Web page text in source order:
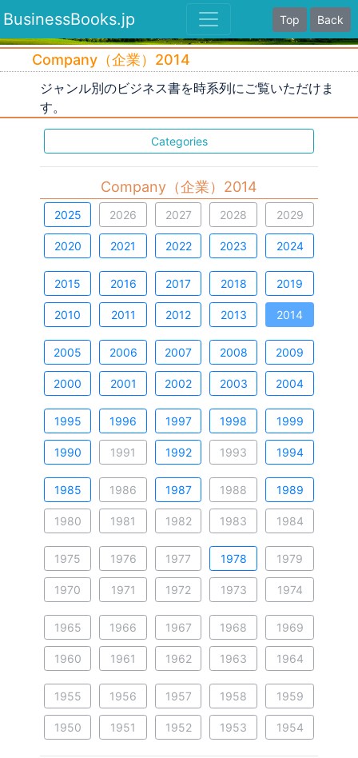
BusinessBooks.jp Top Back
Company（企業）2014
ジャンル別のビジネス書を時系列にご覧いただけま
す。
Categories
Company（企業）2014
2025 2026 2027 2028 2029
2020 2021 2022 2023 2024
2015 2016 2017 2018 2019
2010 2011 2012 2013 2014
2005 2006 2007 2008 2009
2000 2001 2002 2003 2004
1995 1996 1997 1998 1999
1990 1991 1992 1993 1994
1985 1986 1987 1988 1989
1980 1981 1982 1983 1984
1975 1976 1977 1978 1979
1970 1971 1972 1973 1974
1965 1966 1967 1968 1969
1960 1961 1962 1963 1964
1955 1956 1957 1958 1959
1950 1951 1952 1953 1954